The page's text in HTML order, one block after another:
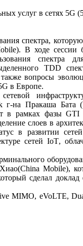
услуг в сетях 5G
спектра,
В ходе сессии
спектра
TDD
вопросы
G в Европе.
сетевой
г-на Пракаша Бата (
в рамках фазыGTI
слоев в
в развитии сетей
сетей IoT,
Mobile),
сделал
MIMO, eVoLTE,